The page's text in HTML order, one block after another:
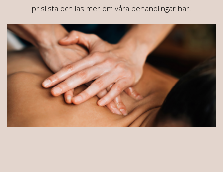
prislista och läs mer om våra behandlingar här.